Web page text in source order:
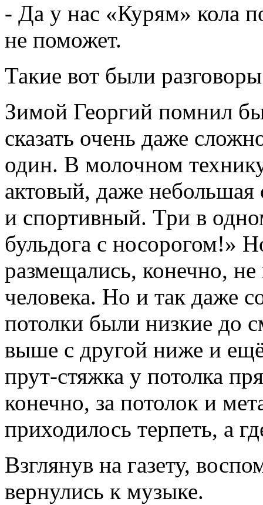
- Да у нас «Курям» кола
не поможет.
Такие вот были
Зимой Георгий помнил
сказать очень даже
один. В молочном
актовый, даже
и спортивный. Три в
бульдога с носорогом!»
размещались, конечно,
человека. Но и так даже
потолки были низкие до
выше с другой ниже и
прут-стяжка у потолка
конечно, за потолок и
приходилось терпеть, а
Взглянув на газету,
вернулись к музыке.